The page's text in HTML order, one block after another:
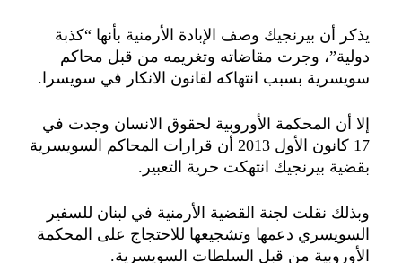
يذكر أن بيرنجيك وصف الإبادة الأرمنية بأنها “كذبة
دولية”، وجرت مقاضاته وتغريمه من قبل محاكم
سويسرية بسبب انتهاكه لقانون الانكار في سويسرا.
إلا أن المحكمة الأوروبية لحقوق الانسان وجدت في
17 كانون الأول 2013 أن قرارات المحاكم السويسرية
بقضية بيرنجيك انتهكت حرية التعبير.
وبذلك نقلت لجنة القضية الأرمنية في لبنان للسفير
السويسري دعمها وتشجيعها للاحتجاج على المحكمة
الأوروبية من قبل السلطات السويسرية.